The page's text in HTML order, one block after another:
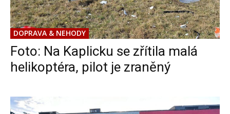
DOPRAVA & NEHODY
Foto: Na Kaplicku se zřítila malá
helikoptéra, pilot je zraněný